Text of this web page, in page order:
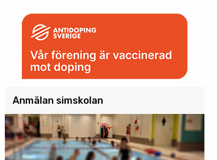
Anmälan simskolan